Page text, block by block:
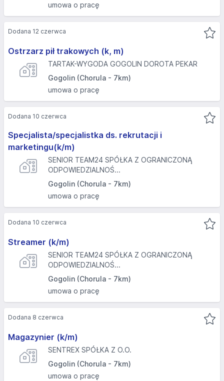
umowa o pracę
Ostrzarz pił trakowych (k, m)
TARTAK-WYGODA GOGOLIN DOROTA PEKAR
Gogolin (Chorula - 7km)
umowa o pracę
Dodana 12 czerwca
Specjalista/specjalistka ds. rekrutacji i
marketingu(k/m)
SENIOR TEAM24 SPÓŁKA Z OGRANICZONĄ
ODPOWIEDZIALNOŚ...
Gogolin (Chorula - 7km)
umowa o pracę
Dodana 10 czerwca
Streamer (k/m)
SENIOR TEAM24 SPÓŁKA Z OGRANICZONĄ
ODPOWIEDZIALNOŚ...
Gogolin (Chorula - 7km)
umowa o pracę
Dodana 10 czerwca
Magazynier (k/m)
SENTREX SPÓŁKA Z O.O.
Gogolin (Chorula - 7km)
umowa o pracę
Dodana 8 czerwca